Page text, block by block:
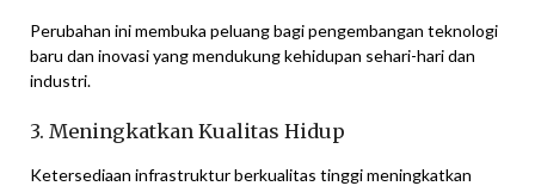
Perubahan ini membuka peluang bagi pengembangan teknologi
baru dan inovasi yang mendukung kehidupan sehari-hari dan
industri.
3. Meningkatkan Kualitas Hidup
Ketersediaan infrastruktur berkualitas tinggi meningkatkan